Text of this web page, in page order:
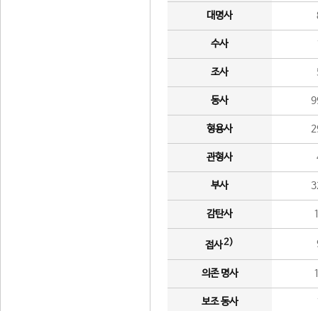
대명사
수사
조사
동사
형용사
관형사
부사
감탄사
접사2)
의존 명사
보조 동사